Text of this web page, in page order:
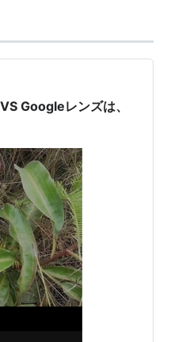
Googleレンズは、